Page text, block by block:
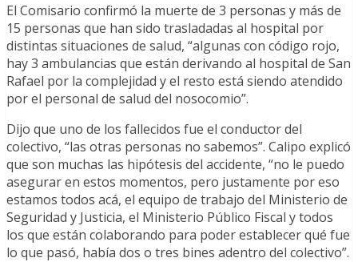
El Comisario confirmó la muerte de 3 personas y más de
15 personas que han sido trasladadas al hospital por
distintas situaciones de salud, “algunas con código rojo,
hay 3 ambulancias que están derivando al hospital de San
Rafael por la complejidad y el resto está siendo atendido
por el personal de salud del nosocomio”.
Dijo que uno de los fallecidos fue el conductor del
colectivo, “las otras personas no sabemos”. Calipo explicó
que son muchas las hipótesis del accidente, “no le puedo
asegurar en estos momentos, pero justamente por eso
estamos todos acá, el equipo de trabajo del Ministerio de
Seguridad y Justicia, el Ministerio Público Fiscal y todos
los que están colaborando para poder establecer qué fue
lo que pasó, había dos o tres bines adentro del colectivo”.